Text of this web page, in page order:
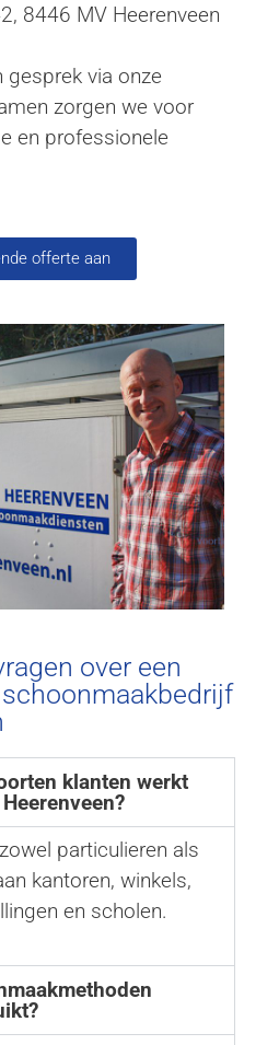
8446 MV Heerenveen
gesprek via onze
zorgen we voor
en professionele
offerte aan
over een
klanten werkt
particulieren als
kantoren, winkels,
en scholen.